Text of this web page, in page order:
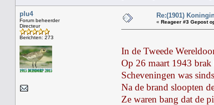
plu4
Forum beheerder
Directeur
Berichten: 273
Re:(1901)
« Reageer #3 Gepost
In de Tweede
Op 26 maart 1943
Scheveningen was
Na de brand sloopten
Ze waren bang dat de